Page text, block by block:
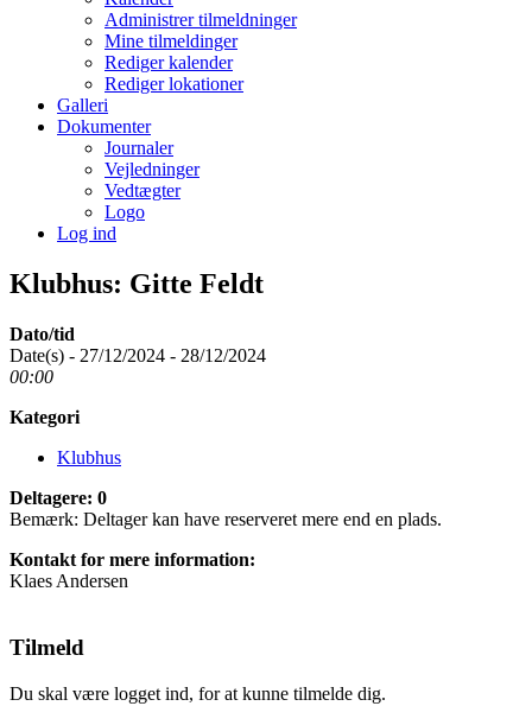
Administrer tilmeldninger
Mine tilmeldinger
Rediger kalender
Rediger lokationer
Galleri
Dokumenter
Journaler
Vejledninger
Vedtægter
Logo
Log ind
Klubhus: Gitte Feldt
Dato/tid
Date(s) - 27/12/2024 - 28/12/2024
00:00
Kategori
Klubhus
Deltagere: 0
Bemærk: Deltager kan have reserveret mere end en plads.
Kontakt for mere information:
Klaes Andersen
Tilmeld
Du skal være logget ind, for at kunne tilmelde dig.